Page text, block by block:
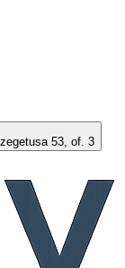
53, of. 3